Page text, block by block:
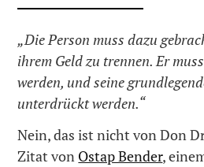
„Die Person muss dazu
ihrem Geld zu trennen. Er
werden, und seine
unterdrückt werden.“
Nein, das ist nicht von Don
Zitat von Ostap Bender,